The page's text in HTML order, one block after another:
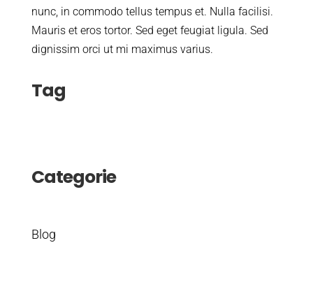
nunc, in commodo tellus tempus et. Nulla facilisi.
Mauris et eros tortor. Sed eget feugiat ligula. Sed
dignissim orci ut mi maximus varius.
Tag
Categorie
Blog